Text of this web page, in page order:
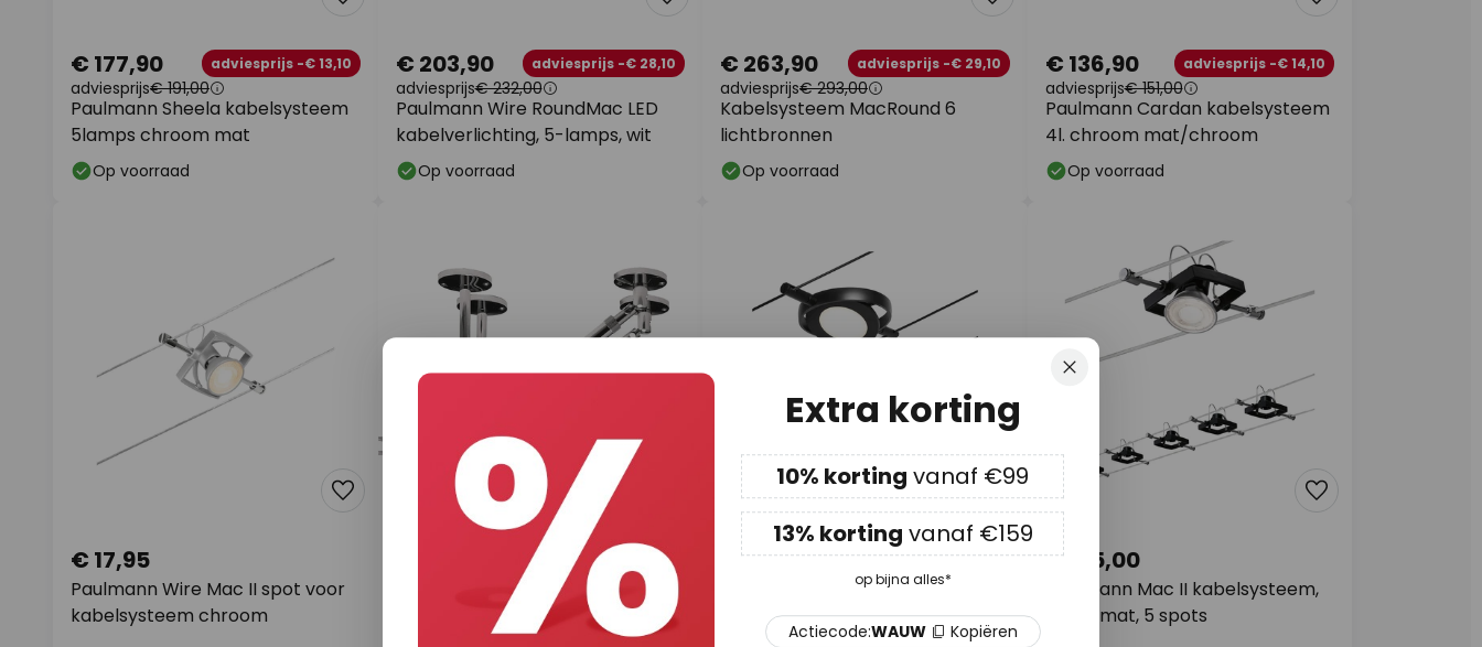
Paulmann Sheela kabelsysteem
5lamps chroom mat
€ 177,90 adviesprijs -€ 13,10
adviesprijs€ 191,00
Op voorraad
Paulmann Wire RoundMac LED
kabelverlichting, 5-lamps, wit
€ 203,90 adviesprijs -€ 28,10
adviesprijs€ 232,00
Op voorraad
Kabelsysteem MacRound 6
lichtbronnen
€ 263,90 adviesprijs -€ 29,10
adviesprijs€ 293,00
Op voorraad
Paulmann Cardan kabelsysteem
4l. chroom mat/chroom
€ 136,90 adviesprijs -€ 14,10
adviesprijs€ 151,00
Op voorraad
Paulmann Wire Mac II spot voor
kabelsysteem chroom
€ 17,95
SLV omleider voor kabelsysteem,
adviesprijs -6%
€ 37,20
kabelverlichting 5-lamps zwart
€ 202,90 adviesprijs -€ 29,10
€ 232,00
Paulmann Mac II kabelsysteem,
zwart mat, 5 spots
€ 125,00
Sluiten
Extra korting
10% korting vanaf €99
13% korting vanaf €159
op bijna alles*
Actiecode:WAUW Kopiëren